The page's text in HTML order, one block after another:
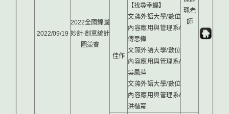
2022/09/19
2022全國錦圖
妙計-創意統計
圖競賽
珮老
師
佳作
【找尋幸蝠】
文藻外語大學/數位
內容應用與管理系/
傅思樺
文藻外語大學/數位
內容應用與管理系/
吳鳳萍
文藻外語大學/數位
內容應用與管理系/
洪楷甯